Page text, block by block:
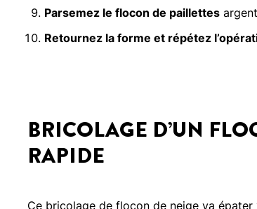
Parsemez le flocon de paillettes
Retournez la forme et répétez
BRICOLAGE D’UN
RAPIDE
Ce bricolage de flocon de neige va